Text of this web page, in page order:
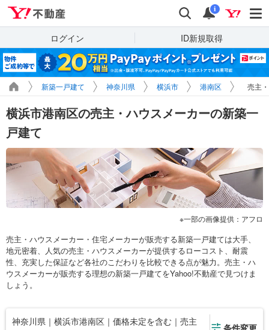
検索 通知
i
ログイン ID新規取得
新築一戸建て 神奈川県 横浜市 港南区 売主
横浜市港南区の売主・ハウスメーカーの新築一
戸建て
一部の画像提供：アフロ
売主・ハウスメーカー・住宅メーカーが販売する新築一戸建ては大手、
地元密着、人気の売主・ハウスメーカーが提供するローコスト、耐震
性、充実した保証など各社のこだわりを比較できる点が魅力。売主・ハ
ウスメーカーが販売する理想の新築一戸建てをYahoo!不動産で見つけま
しょう。
神奈川県｜横浜市港南区｜価格未定を含む｜売主
条件変更